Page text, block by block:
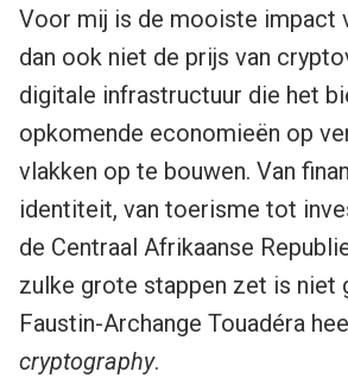
Voor mij is de mooiste impact
dan ook niet de prijs van
digitale infrastructuur die het
opkomende economieën op
vlakken op te bouwen. Van
identiteit, van toerisme tot
de Centraal Afrikaanse
zulke grote stappen zet is niet
Faustin-Archange Touadéra
cryptography.